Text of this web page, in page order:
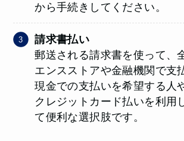
から手続きしてください。
請求書払い
郵送される請求書を使って、
エンスストアや金融機関で支
現金での支払いを希望する人
クレジットカード払いを利用
て便利な選択肢です。